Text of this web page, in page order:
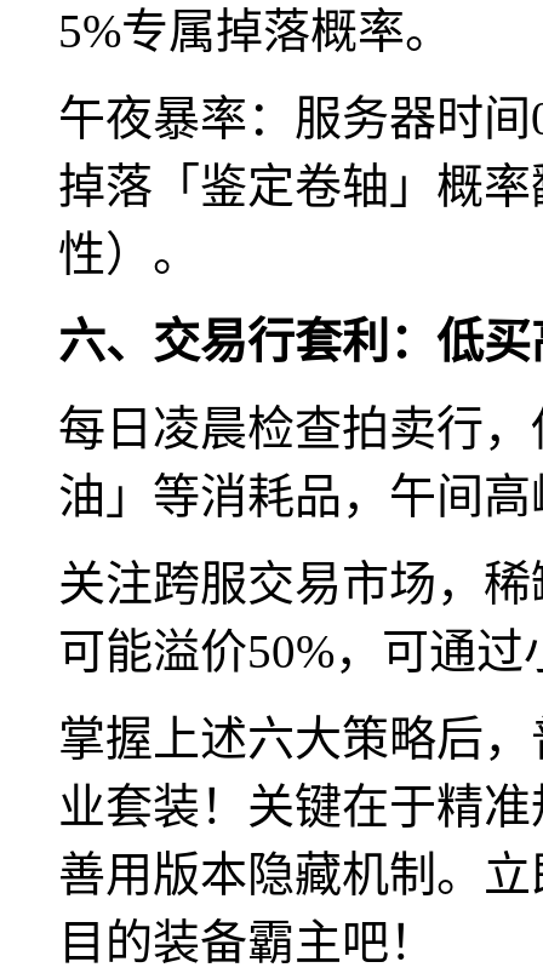
5%专属掉落概率。
午夜暴率：服务器时
掉落「鉴定卷轴」概
性）。
六、交易行套利：低
每日凌晨检查拍卖行
油」等消耗品，午间
关注跨服交易市场，
可能溢价50%，可通
掌握上述六大策略后
业套装！关键在于精
善用版本隐藏机制。
目的装备霸主吧！